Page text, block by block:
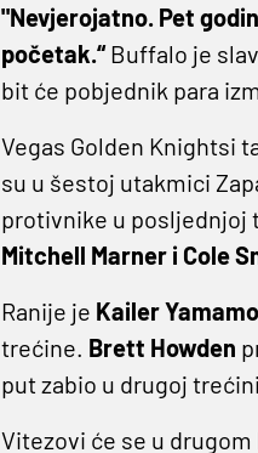
"Nevjerojatno. Pet
početak.“Buffalo je
bit će pobjednik para
Vegas Golden Knightsi
su u šestoj utakmici
protivnike u posljednjoj
Mitchell Marner i Cole
Ranije je Kailer
trećine. Brett Howden
put zabio u drugoj trećini.
Vitezovi će se u